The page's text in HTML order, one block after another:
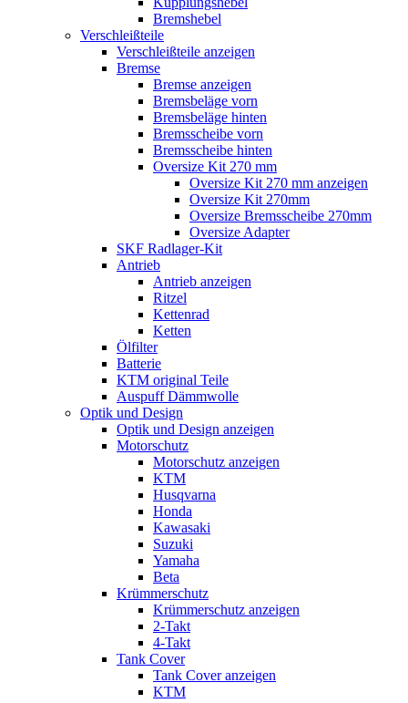
Bremshebel
Verschleißteile
Verschleißteile anzeigen
Bremse
Bremse anzeigen
Bremsbeläge vorn
Bremsbeläge hinten
Bremsscheibe vorn
Bremsscheibe hinten
Oversize Kit 270 mm
Oversize Kit 270 mm anzeigen
Oversize Kit 270mm
Oversize Bremsscheibe 270mm
Oversize Adapter
SKF Radlager-Kit
Antrieb
Antrieb anzeigen
Ritzel
Kettenrad
Ketten
Ölfilter
Batterie
KTM original Teile
Auspuff Dämmwolle
Optik und Design
Optik und Design anzeigen
Motorschutz
Motorschutz anzeigen
KTM
Husqvarna
Honda
Kawasaki
Suzuki
Yamaha
Beta
Krümmerschutz
Krümmerschutz anzeigen
2-Takt
4-Takt
Tank Cover
Tank Cover anzeigen
KTM